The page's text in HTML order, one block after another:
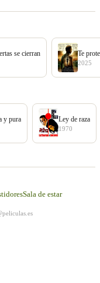
se cierran Te
2025
y pura Ley de raza
1970
Sala de estar